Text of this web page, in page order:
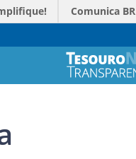
Comunica BR